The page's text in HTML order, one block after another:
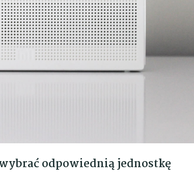
odpowiednią jednostkę